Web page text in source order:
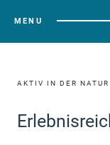
MENU
AKTIV IN DER NATUR